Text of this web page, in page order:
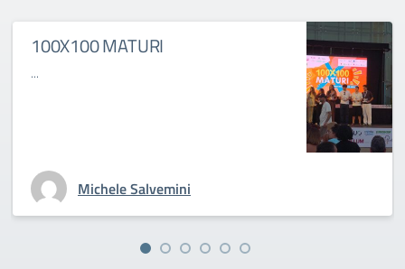
100X100 MATURI
...
Michele Salvemini